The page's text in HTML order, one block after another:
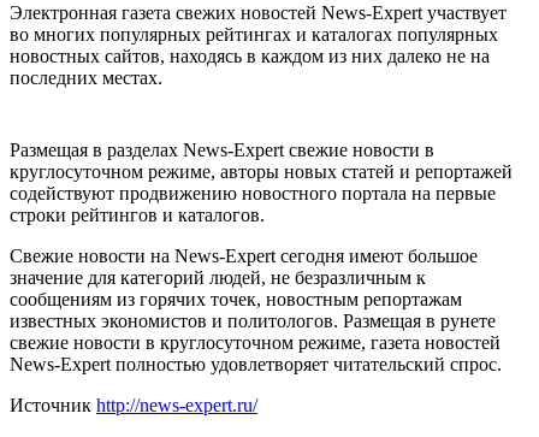
Электронная газета свежих новостей News-Expert участвует
во многих популярных рейтингах и каталогах популярных
новостных сайтов, находясь в каждом из них далеко не на
последних местах.
Размещая в разделах News-Expert свежие новости в
круглосуточном режиме, авторы новых статей и репортажей
содействуют продвижению новостного портала на первые
строки рейтингов и каталогов.
Свежие новости на News-Expert сегодня имеют большое
значение для категорий людей, не безразличным к
сообщениям из горячих точек, новостным репортажам
известных экономистов и политологов. Размещая в рунете
свежие новости в круглосуточном режиме, газета новостей
News-Expert полностью удовлетворяет читательский спрос.
Источник http://news-expert.ru/